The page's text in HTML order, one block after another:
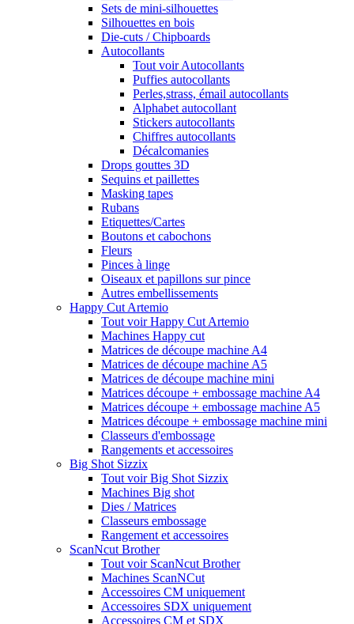
Sets de mini-silhouettes
Silhouettes en bois
Die-cuts / Chipboards
Autocollants
Tout voir Autocollants
Puffies autocollants
Perles,strass, émail autocollants
Alphabet autocollant
Stickers autocollants
Chiffres autocollants
Décalcomanies
Drops gouttes 3D
Sequins et paillettes
Masking tapes
Rubans
Etiquettes/Cartes
Boutons et cabochons
Fleurs
Pinces à linge
Oiseaux et papillons sur pince
Autres embellissements
Happy Cut Artemio
Tout voir Happy Cut Artemio
Machines Happy cut
Matrices de découpe machine A4
Matrices de découpe machine A5
Matrices de découpe machine mini
Matrices découpe + embossage machine A4
Matrices découpe + embossage machine A5
Matrices découpe + embossage machine mini
Classeurs d'embossage
Rangements et accessoires
Big Shot Sizzix
Tout voir Big Shot Sizzix
Machines Big shot
Dies / Matrices
Classeurs embossage
Rangement et accessoires
ScanNcut Brother
Tout voir ScanNcut Brother
Machines ScanNCut
Accessoires CM uniquement
Accessoires SDX uniquement
Accessoires CM et SDX